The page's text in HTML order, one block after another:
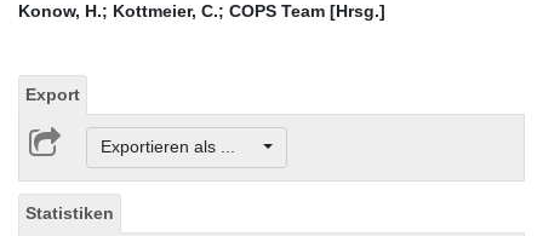
Konow, H.; Kottmeier, C.; COPS Team [Hrsg.]
Export
Exportieren als ...
Statistiken